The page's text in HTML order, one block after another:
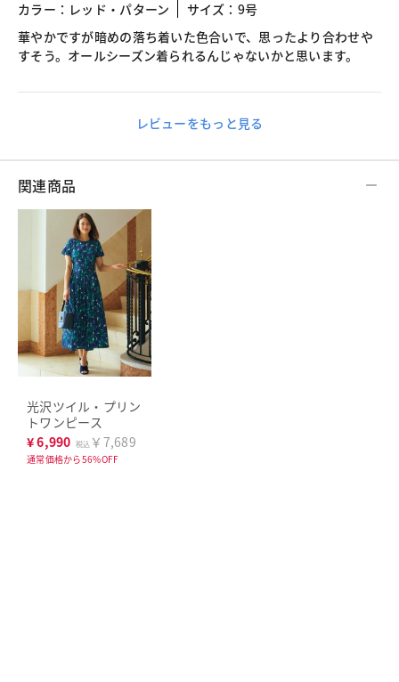
カラー：レッド・パターン
サイズ：9号
華やかですが暗めの落ち着いた色合いで、思ったより合わせや
すそう。オールシーズン着られるんじゃないかと思います。
レビューをもっと見る
関連商品
光沢ツイル・プリン
トワンピース
¥6,990 税込 ￥7,689
通常価格から56%OFF